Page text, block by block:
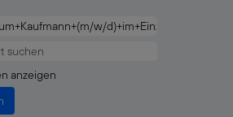
anzeigen